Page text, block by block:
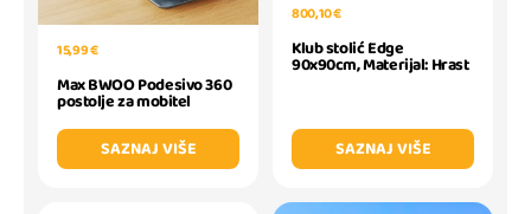
15,99 €
Max BWOO Podesivo 360
postolje za mobitel
SAZNAJ VIŠE
800,10 €
Klub stolić Edge
90x90cm, Materijal: Hrast
SAZNAJ VIŠE